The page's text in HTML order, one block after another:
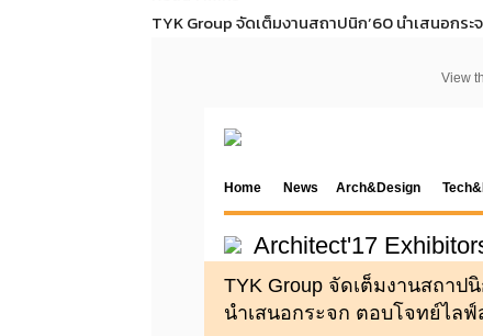
TYK Group จัดเต็มงานสถาปนิก’60 นำเสนอกร